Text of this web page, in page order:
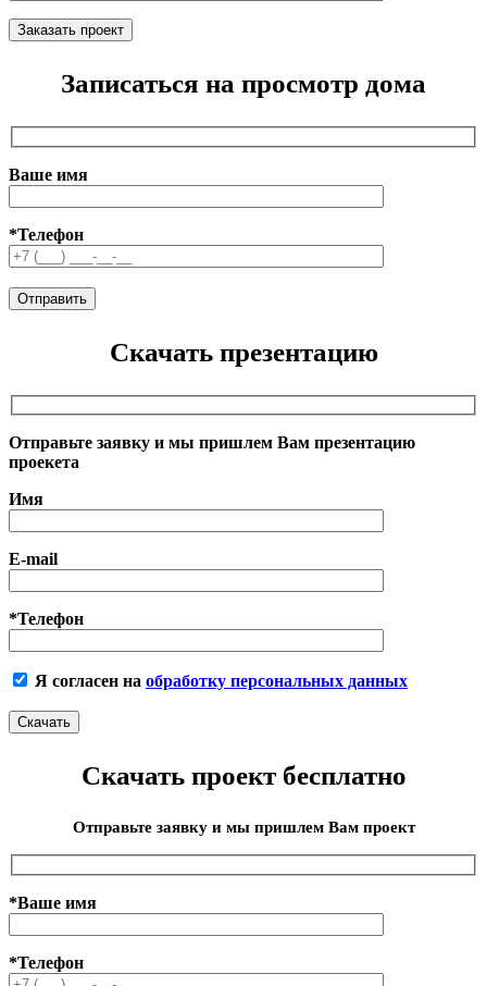
Записаться на просмотр дома
Ваше имя
*Телефон
Скачать презентацию
Отправьте заявку и мы пришлем Вам презентацию
проекета
Имя
E-mail
*Телефон
Я согласен на обработку персональных данных
Скачать проект бесплатно
Отправьте заявку и мы пришлем Вам проект
*Ваше имя
*Телефон